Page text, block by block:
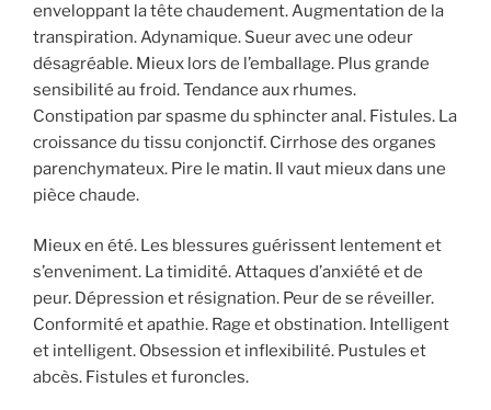
enveloppant la tête chaudement. Augmentation de la
transpiration. Adynamique. Sueur avec une odeur
désagréable. Mieux lors de l’emballage. Plus grande
sensibilité au froid. Tendance aux rhumes.
Constipation par spasme du sphincter anal. Fistules. La
croissance du tissu conjonctif. Cirrhose des organes
parenchymateux. Pire le matin. Il vaut mieux dans une
pièce chaude.
Mieux en été. Les blessures guérissent lentement et
s’enveniment. La timidité. Attaques d’anxiété et de
peur. Dépression et résignation. Peur de se réveiller.
Conformité et apathie. Rage et obstination. Intelligent
et intelligent. Obsession et inflexibilité. Pustules et
abcès. Fistules et furoncles.